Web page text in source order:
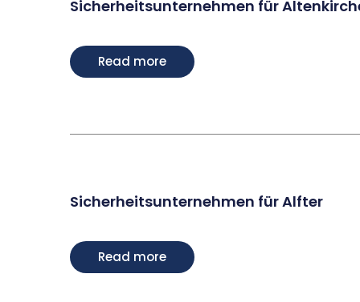
Sicherheitsunternehmen für
Read more
Sicherheitsunternehmen für Alfter
Read more